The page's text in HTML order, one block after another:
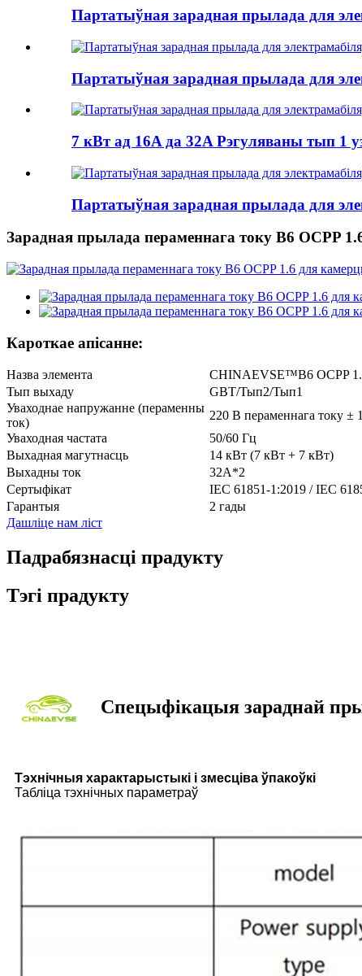
Партатыўная зарадная прылада для
Партатыўная зарадная прылада для
7 кВт ад 16A да 32A Рэгуляваны тып 1
Партатыўная зарадная прылада для
Зарадная прылада пераменнага току B6 OCPP
Кароткае апісанне:
Назва элемента
CHINAEVSE™️B6 OCPP 1.6
Тып выхаду
GBT/Тып2/Тып1
Уваходнае напружанне (пераменны
ток)
220 В пераменнага току ±
Уваходная частата
50/60 Гц
Выхадная магутнасць
14 кВт (7 кВт + 7 кВт)
Выхадны ток
32А*2
Сертыфікат
IEC 61851-1:2019 / IEC
Гарантыя
2 гады
Дашліце нам ліст
Падрабязнасці прадукту
Тэгі прадукту
Спецыфікацыя зараднай
Тэхнічныя характарыстыкі і змесціва ўпакоўкі
Табліца тэхнічных параметраў